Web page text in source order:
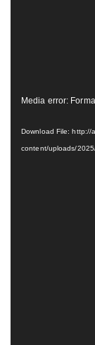
Tocador
vídeo
Media error:
Download File: http://
content/uploads/